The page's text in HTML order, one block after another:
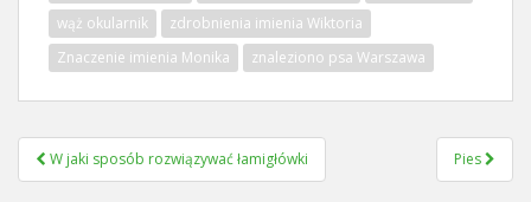
wąż okularnik
zdrobnienia imienia Wiktoria
Znaczenie imienia Monika
znaleziono psa Warszawa
Nawigacja
wpisu
W jaki sposób rozwiązywać łamigłówki Pies